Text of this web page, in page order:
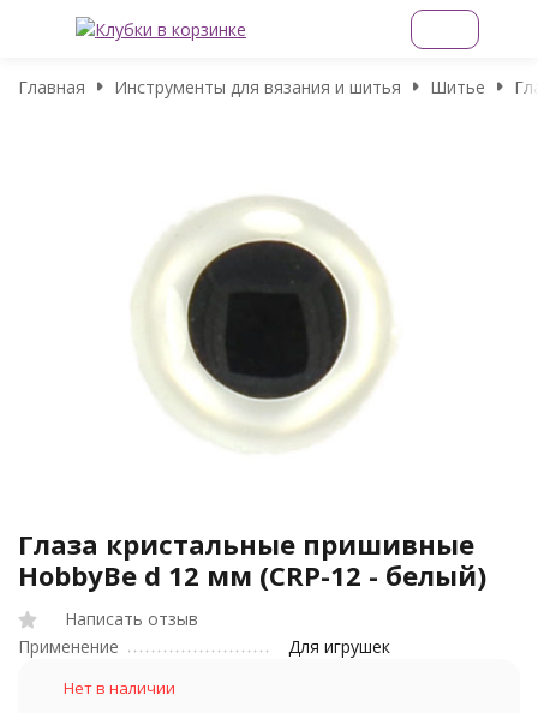
Главная Инструменты для вязания и шитья Шитье
Глаза кристальные пришивные
HobbyBe d 12 мм (CRP-12 - белый)
Написать отзыв
Применение
Для игрушек
Нет в наличии